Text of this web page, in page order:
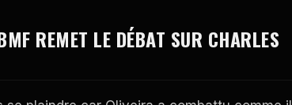
REMET LE DÉBAT SUR CHARLES